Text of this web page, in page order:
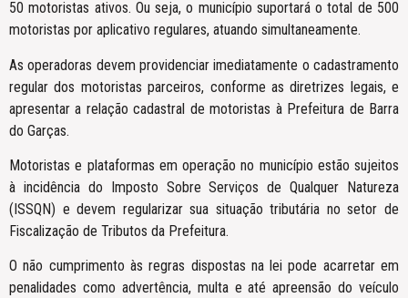
50 motoristas ativos. Ou seja, o município suportará o total de 500
motoristas por aplicativo regulares, atuando simultaneamente.
As operadoras devem providenciar imediatamente o cadastramento
regular dos motoristas parceiros, conforme as diretrizes legais, e
apresentar a relação cadastral de motoristas à Prefeitura de Barra
do Garças.
Motoristas e plataformas em operação no município estão sujeitos
à incidência do Imposto Sobre Serviços de Qualquer Natureza
(ISSQN) e devem regularizar sua situação tributária no setor de
Fiscalização de Tributos da Prefeitura.
O não cumprimento às regras dispostas na lei pode acarretar em
penalidades como advertência, multa e até apreensão do veículo